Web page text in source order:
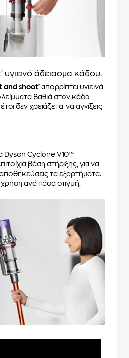
άδειασμα κάδου.
and shoot' απορρίπτει υγιεινά
βαθιά στον κάδο
δεν χρειάζεται να αγγίξεις
Dyson Cyclone V10™
βάση στήριξης, για να
αποθηκεύσεις τα εξαρτήματα.
χρήση ανά πάσα στιγμή.